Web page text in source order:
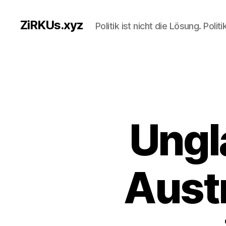
ZiRKUs.xyz Politik ist nicht die Lösung.